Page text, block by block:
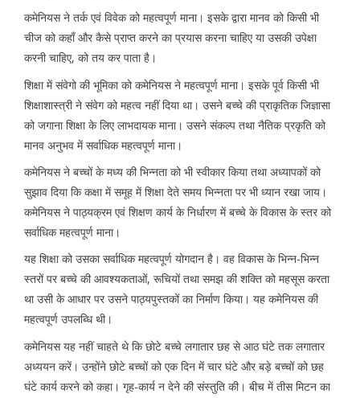
कमेनियस ने तर्क एवं विवेक को महत्वपूर्ण माना। इसके द्वारा मानव को किसी भी
चीज को कहाँ और कैसे प्राप्त करने का प्रयास करना चाहिए या उसकी उपेक्षा
करनी चाहिए, को तय कर पाता है।
शिक्षा में संवेगो की भूमिका को कमेनियस ने महत्वपूर्ण माना। इसके पूर्व किसी भी
शिक्षाशास्त्री ने संवेग को महत्व नहीं दिया था। उसने बच्चे की प्राकृतिक जिज्ञासा
को जगाना शिक्षा के लिए लाभदायक माना। उसने संकल्प तथा नैतिक प्रकृति को
मानव अनुभव में सर्वाधिक महत्वपूर्ण माना।
कमेनियस ने बच्चों के मध्य की भिन्नता को भी स्वीकार किया तथा अध्यापकों को
सुझाव दिया कि कक्षा में समूह में शिक्षा देते समय भिन्नता पर भी ध्यान रखा जाय।
कमेनियस ने पाठ्यक्रम एवं शिक्षण कार्य के निर्धारण में बच्चे के विकास के स्तर को
सर्वाधिक महत्वपूर्ण माना।
यह शिक्षा को उसका सर्वाधिक महत्वपूर्ण योगदान है। वह विकास के भिन्न-भिन्न
स्तरों पर बच्चे की आवश्यकताओं, रूचियों तथा समझ की शक्ति को महसूस करता
था उसी के आधार पर उसने पाठ्यपुस्तकों का निर्माण किया। यह कमेनियस की
महत्वपूर्ण उपलब्धि थी।
कमेनियस यह नहीं चाहते थे कि छोटे बच्चे लगातार छह से आठ घंटे तक लगातार
अध्ययन करें। उन्होंने छोटे बच्चों को एक दिन में चार घंटे और बड़े बच्चों को छह
घंटे कार्य करने को कहा। गृह-कार्य न देने की संस्तुति की। बीच में तीस मिटन का